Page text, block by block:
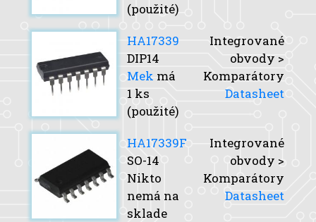
(použité)
HA17339
DIP14
Mek má
1 ks
(použité)
Integrované
obvody >
Komparátory
Datasheet
HA17339F
SO-14
Nikto
nemá na
sklade
Integrované
obvody >
Komparátory
Datasheet